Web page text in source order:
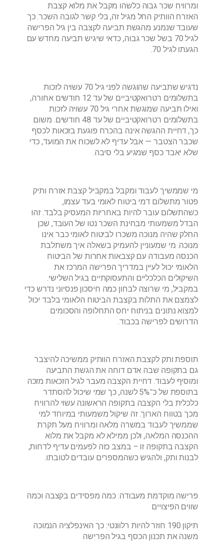
ומרוויח שכר גבוה כלשהו מקבל את מלוא קצבת
האזרח הוותיק החל מגיל זה, בלי קשר לגובה השכר. כך
שעובד שנמנע מהגשת תביעה לקצבה בין גיל הפרישה
לגיל 70 בשל שכר גבוה, כדאי שיגיש תביעה מחדש עם
הגעתו לגיל 70.
נדגיש שתביעה שהוגשה לפני גיל 70 עשויה לזכות
בתשלומים רטרואקטיביים של עד 12 חודשים אחורה,
ואילו תביעה שמוגשת אחרי גיל 70 עשויה לזכות
בתשלומים רטרואקטיביים של עד 48 חודשים. משום
כך, דחיית ההגשה אינה בהכרח פוגעת בזכאות לכסף
שכבר הצטבר — אבל עדיף לא לשכוח את המועד, כדי
שלא יאבד כסף שמגיע בלי סיבה.
מי שממשיך לעבוד ומקבל במקביל קצבת אזרח ותיק
פטור מתשלום דמי ביטוח לאומי בעד עצמו,
כשהתשלום עובר להיות באחריות המעסיק בלבד. זהו
הבדל משמעותי מבחינת השכר נטו של העובד, שכן
החלק שהיה מנוכה משכרו לביטוח לאומי כבר אינו
מנוכה. מי שמעוניין להעמיק בשאלה איך משתלבת
הכנסה מעבודה עם קצבאות אחרות של הביטוח
הלאומי יכול לעיין במדריך הפרישה המרכז את
השיקולים הכלכליים והתעסוקתיים בגיל השלישי.
במקביל, מי שרוצה לבחון כמה חיסכון פנסיוני נדרש כדי
לצמצם את התלות בקצבת הביטוח הלאומי בלבד יכול
למצוא נתונים בניתוח יחס התחלופה והסכומים
הדרושים לפרישה בכבוד.
תוספת ותק לקצבת האזרח הוותיק ממשיכה להיצבר
גם בתקופה שבה אדם דוחה את הגשת התביעה
ומוסיף לעבוד. דחיית הקצבה מעבר לגיל הזכאות מזכה
בתוספת של כ־5% לשנה, כך שמי שיכול להסתדר
כלכלית בלי הקצבה בתקופה הראשונה עשוי להרוויח
מכך בטווח הארוך. זה שיקול משמעותי במיוחד למי
שממשיך לעבוד במשרה מלאה ומרוויח מעל תקרת
ההכנסה המלאה, ולכן ממילא לא מקבל את מלוא
הקצבה בתקופה זו – במצב כזה לפעמים עדיף לדחות,
לבנות ותק, ולהגיש כשהמספרים עובדים לטובתו.
פרישה מוקדמת מעבודה: כמה מפסידים בקצבה וכמה
שווים הפיצויים
תיקון 190 חוזר להיות רלוונטי: כך האינפלציה הנמוכה
משנה את תכנון הכסף בגיל הפרישה